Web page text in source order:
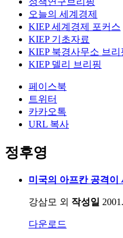
오늘의 세계경제
KIEP 세계경제 포커스
KIEP 기초자료
KIEP 북경사무소 브리
KIEP 델리 브리핑
페이스북
트위터
카카오톡
URL 복사
정후영
미국의 아프칸 공격이
강삼모 외 작성일
다운로드